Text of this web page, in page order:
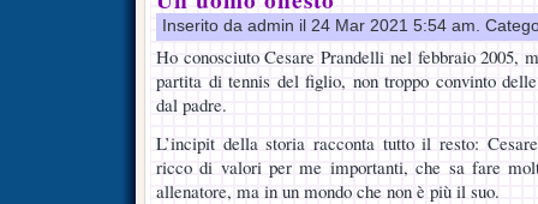
Inserito da admin il 24 Mar 2021 5:54 am.
Ho conosciuto Cesare Prandelli nel febbraio 2005,
partita di tennis del figlio, non troppo convinto
dal padre.
L’incipit della storia racconta tutto il resto:
ricco di valori per me importanti, che sa fare
allenatore, ma in un mondo che non è più il suo.